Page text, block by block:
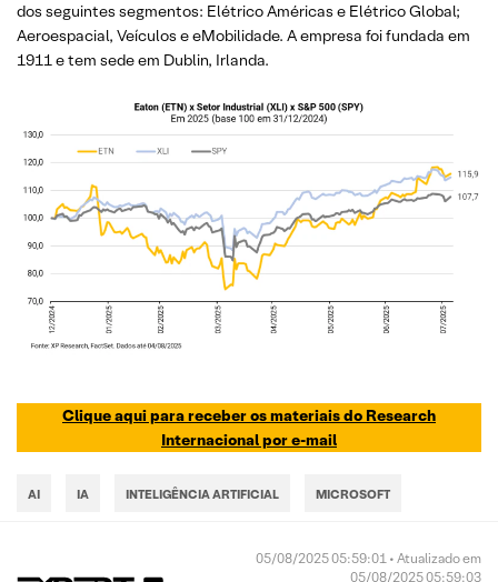
dos seguintes segmentos: Elétrico Américas e Elétrico Global;
Aeroespacial, Veículos e eMobilidade. A empresa foi fundada em
1911 e tem sede em Dublin, Irlanda.
Clique aqui para receber os materiais do Research
Internacional por e-mail
AI IA INTELIGÊNCIA ARTIFICIAL MICROSOFT
05/08/2025 05:59:01 • Atualizado em
05/08/2025 05:59:03